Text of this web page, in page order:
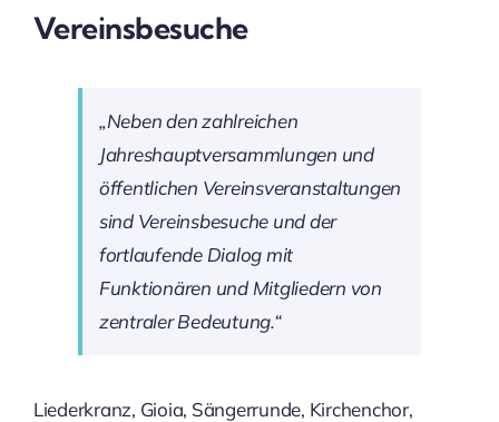
Vereinsbesuche
„Neben den zahlreichen
Jahreshauptversammlungen und
öffentlichen Vereinsveranstaltungen
sind Vereinsbesuche und der
fortlaufende Dialog mit
Funktionären und Mitgliedern von
zentraler Bedeutung.“
Liederkranz, Gioia, Sängerrunde, Kirchenchor,